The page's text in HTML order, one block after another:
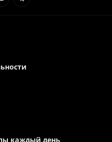
Элемент
каждый день